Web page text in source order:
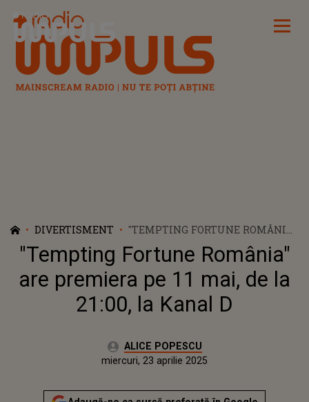
Radio Impuls
DIVERTISMENT
"TEMPTING FORTUNE ROMÂNIA"
ARE PREMIERA PE 11 MAI, DE LA
21:00, LA KANAL D
"Tempting Fortune România"
are premiera pe 11 mai, de la
21:00, la Kanal D
Autor:ALICE POPESCU
miercuri, 23 aprilie 2025Actualizat:
miercuri, 23 aprilie 2025